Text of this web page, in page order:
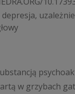
depresja,
w grzybach